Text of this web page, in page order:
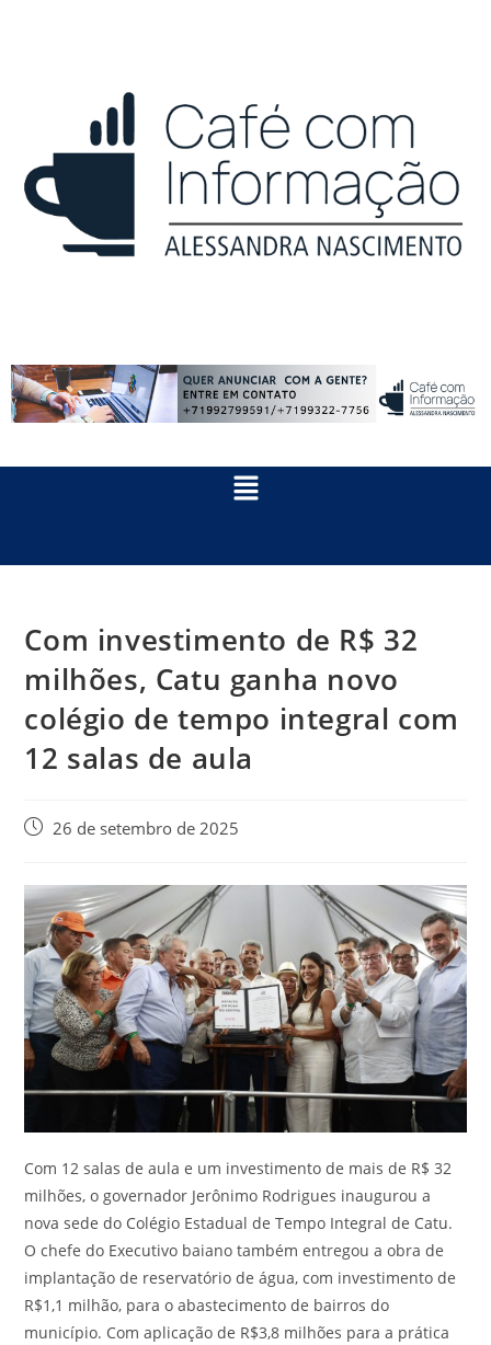
Com investimento de R$ 32
milhões, Catu ganha novo
colégio de tempo integral com
12 salas de aula
26 de setembro de 2025
Com 12 salas de aula e um investimento de mais de R$ 32
milhões, o governador Jerônimo Rodrigues inaugurou a
nova sede do Colégio Estadual de Tempo Integral de Catu.
O chefe do Executivo baiano também entregou a obra de
implantação de reservatório de água, com investimento de
R$1,1 milhão, para o abastecimento de bairros do
município. Com aplicação de R$3,8 milhões para a prática